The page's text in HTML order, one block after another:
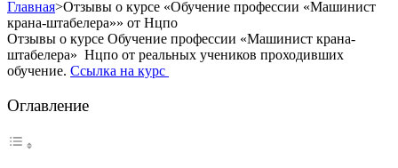
Главная>Отзывы о курсе «Обучение профессии «Машинист
крана-штабелера»» от Нцпо
Отзывы о курсе Обучение профессии «Машинист крана-
штабелера» Нцпо от реальных учеников проходивших
обучение. Ссылка на курс
Оглавление